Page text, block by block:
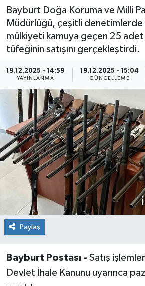
Bayburt Doğa Koruma ve Milli
Müdürlüğü, çeşitli denetimlerde
mülkiyeti kamuya geçen 25 adet
tüfeğinin satışını gerçekleştirdi.
19.12.2025 - 14:59
YAYINLANMA
19.12.2025 - 15:04
GÜNCELLEME
Paylaş
Bayburt Postası - Satış
Devlet İhale Kanunu uyarınca
Son Dakika Haberleri
Haber Arşivi